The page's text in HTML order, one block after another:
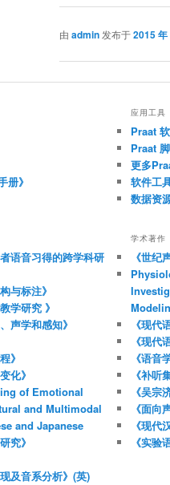
由 admin 发布于2015
册》
语音习得的跨学科研
与标注》
学研究 》
声学和感知》
》
化》
of Emotional
and Multimodal
and Japanese
究》
及音系分析》(英)
应用工具
Praat
Praat
更多
软件工
数据资
学术著作
《世纪
《现代
《现代
《语音
《补听
《吴宗
《面向
《现代
《实验